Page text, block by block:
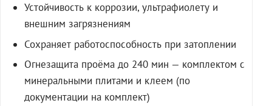
Устойчивость к коррозии, ультрафиолету и
внешним загрязнениям
Сохраняет работоспособность при затоплении
Огнезащита проёма до 240 мин — комплектом с
минеральными плитами и клеем (по
документации на комплект)